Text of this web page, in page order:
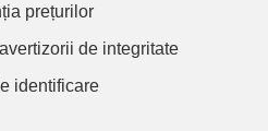
prețurilor
de integritate
identificare